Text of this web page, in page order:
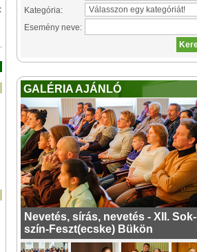
Kategória:
Esemény neve:
GALÉRIA AJÁNLÓ
Nevetés, sírás, nevetés - XII. Sok-
szín-Feszt(ecske) Bükön